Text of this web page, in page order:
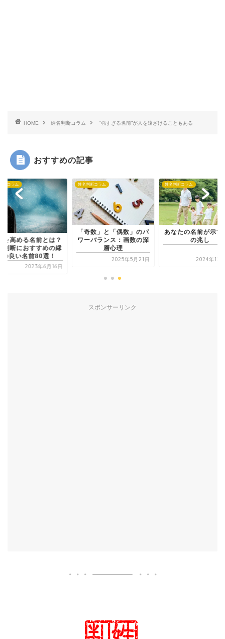
HOME 姓名判断コラム “強すぎる名前”が人を遠ざけることもある
おすすめの記事
断コラム
を高める名前とは？
判断におすすめの縁
の良い名前80選！
2023年6月16日
姓名判断コラム
「奇数」と「偶数」のパ
ワーバランス：画数の深
層心理
2025年5月21日
姓名判断コラム
あなたの名前が示す
の兆し
2024年12
スポンサーリンク